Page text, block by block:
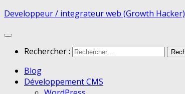
Developpeur / integrateur web (Growth Hacker)
Rechercher :
Blog
Développement CMS